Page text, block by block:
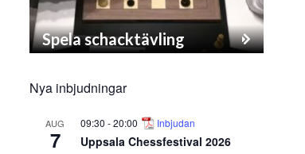
Spela schacktävling
Nya inbjudningar
AUG
7
09:30 -20:00 Inbjudan
Uppsala Chessfestival 2026